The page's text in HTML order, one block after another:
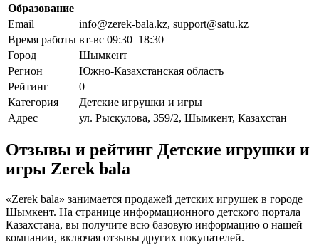
Образование
Email
info@zerek-bala.kz, support@satu.kz
Время работы вт-вс 09:30–18:30
Город
Шымкент
Регион
Южно-Казахстанская область
Рейтинг
0
Категория
Детские игрушки и игры
Адрес
ул. Рыскулова, 359/2, Шымкент, Казахстан
Отзывы и рейтинг Детские игрушки и
игры Zerek bala
«Zerek bala» занимается продажей детских игрушек в городе
Шымкент. На странице информационного детского портала
Казахстана, вы получите всю базовую информацию о нашей
компании, включая отзывы других покупателей.